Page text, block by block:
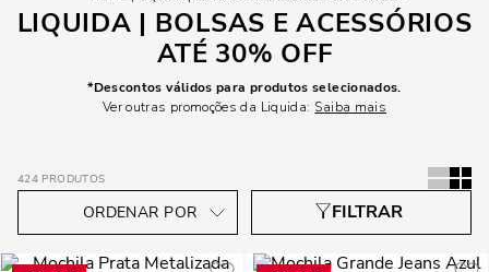
LIQUIDA | BOLSAS E ACESSÓRIOS
ATÉ 30% OFF
*Descontos válidos para produtos selecionados.
Ver outras promoções da Liquida: Saiba mais
424 PRODUTOS